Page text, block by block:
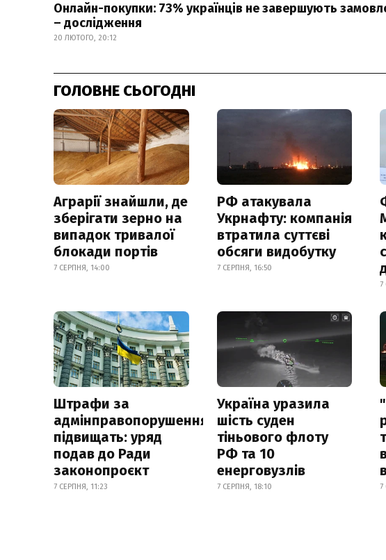
Онлайн-покупки: 73% українців не завершують
– дослідження
20 ЛЮТОГО, 20:12
ГОЛОВНЕ СЬОГОДНІ
Аграрії знайшли, де
зберігати зерно на
випадок тривалої
блокади портів
7 СЕРПНЯ, 14:00
РФ атакувала
Укрнафту: компанія
втратила суттєві
обсяги видобутку
7 СЕРПНЯ, 16:50
7
Штрафи за
адмінправопорушення
підвищать: уряд
подав до Ради
законопроєкт
7 СЕРПНЯ, 11:23
Україна уразила
шість суден
тіньового флоту
РФ та 10
енерговузлів
7 СЕРПНЯ, 18:10 7